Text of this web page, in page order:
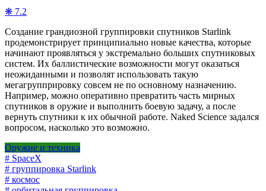
❋ 7.2
Создание грандиозной группировки спутников Starlink
продемонстрирует принципиально новые качества, которые
начинают проявляться у экстремально больших спутниковых
систем. Их баллистические возможности могут оказаться
неожиданными и позволят использовать такую
мегагрупприровку совсем не по основному назначению.
Например, можно оперативно превратить часть мирных
спутников в оружие и выполнить боевую задачу, а после
вернуть спутники к их обычной работе. Naked Science задался
вопросом, насколько это возможно.
Оружие и техника
# SpaceX
# группировка Starlink
# космос